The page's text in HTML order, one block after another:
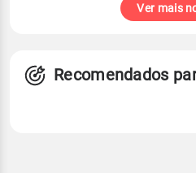
Ver mais
Recomendados